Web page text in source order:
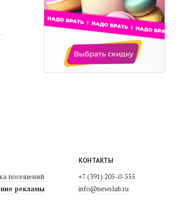
посещений
рекламы
КОНТАКТЫ
+7 (391) 205-0-555
info@newslab.ru